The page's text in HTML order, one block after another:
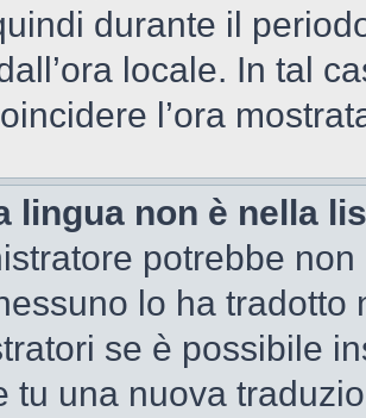
durante il
locale. In tal
l’ora
lingua non è nella
potrebbe
lo ha
se è possibile
tu una nuova